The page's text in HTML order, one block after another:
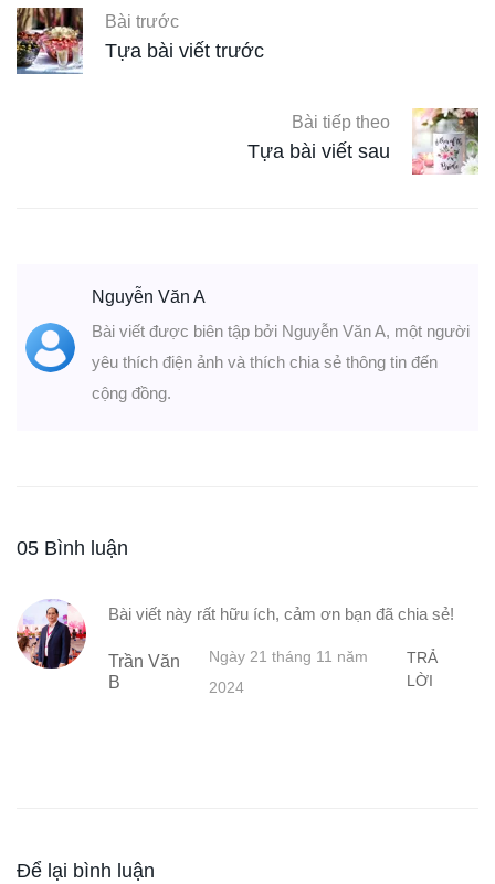
Bài trước
Tựa bài viết trước
Bài tiếp theo
Tựa bài viết sau
Nguyễn Văn A
Bài viết được biên tập bởi Nguyễn Văn A, một người
yêu thích điện ảnh và thích chia sẻ thông tin đến
cộng đồng.
05 Bình luận
Bài viết này rất hữu ích, cảm ơn bạn đã chia sẻ!
Trần Văn
B
Ngày 21 tháng 11 năm
2024
TRẢ
LỜI
Để lại bình luận